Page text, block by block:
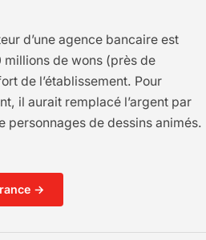
d’une agence bancaire est
millions de wons (près de
de l’établissement. Pour
il aurait remplacé l’argent par
personnages de dessins animés.
→